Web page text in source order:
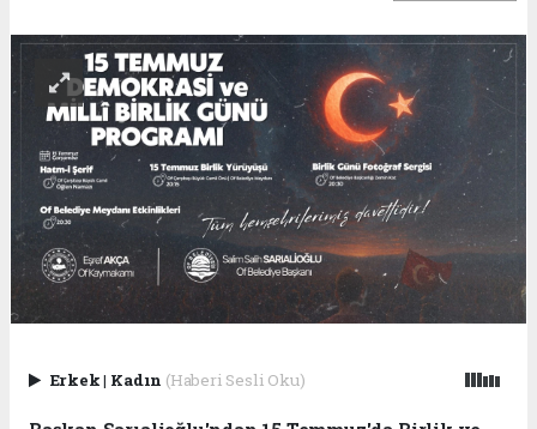
Erkek| Kadın (Haberi Sesli Oku)